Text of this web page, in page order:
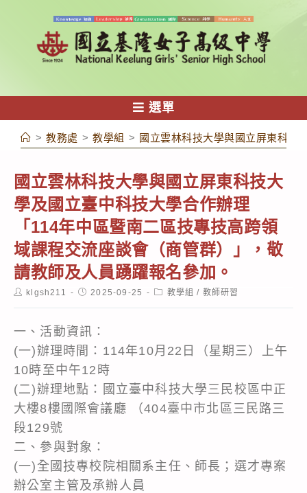
容
選單
> 教務處 > 教學組 > 國立雲林科技大學與國立屏東科技
國立雲林科技大學與國立屏東科技大
學及國立臺中科技大學合作辦理
「114年中區暨南二區技專技高跨領
域課程交流座談會（商管群）」，敬
請教師及人員踴躍報名參加。
Postklgsh211
Post2025-09-25
Post教學組 / 教師研習
一、活動資訊：
(一)辦理時間：114年10月22日（星期三）上午
10時至中午12時
(二)辦理地點：國立臺中科技大學三民校區中正
大樓8樓國際會議廳 （404臺中市北區三民路三
段129號
二、參與對象：
(一)全國技專校院相關系主任、師長；選才專案
辦公室主管及承辦人員